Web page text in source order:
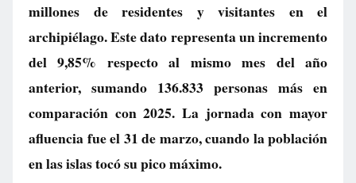
millones de residentes y visitantes en el
archipiélago. Este dato representa un incremento
del 9,85% respecto al mismo mes del año
anterior, sumando 136.833 personas más en
comparación con 2025. La jornada con mayor
afluencia fue el 31 de marzo, cuando la población
en las islas tocó su pico máximo.